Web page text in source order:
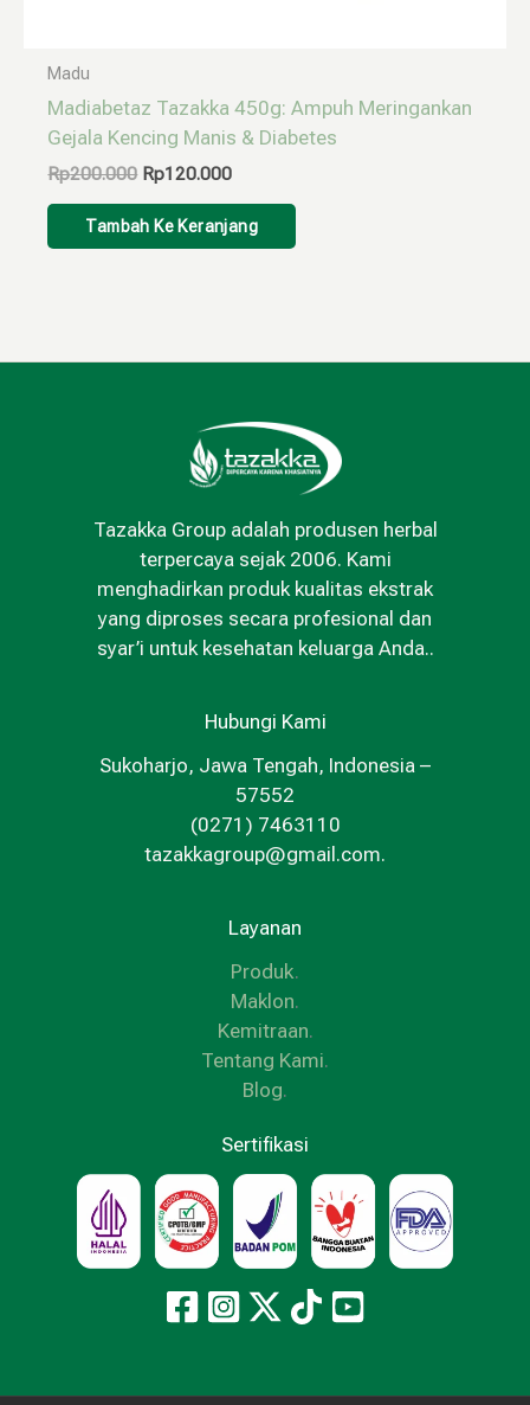
Madu
Madiabetaz Tazakka 450g: Ampuh Meringankan
Gejala Kencing Manis & Diabetes
Rp200.000 Rp120.000
Tambah Ke Keranjang
Tazakka Group adalah produsen herbal
terpercaya sejak 2006. Kami
menghadirkan produk kualitas ekstrak
yang diproses secara profesional dan
syar’i untuk kesehatan keluarga Anda..
Hubungi Kami
Sukoharjo, Jawa Tengah, Indonesia –
57552
(0271) 7463110
tazakkagroup@gmail.com.
Layanan
Produk.
Maklon.
Kemitraan.
Tentang Kami.
Blog.
Sertifikasi